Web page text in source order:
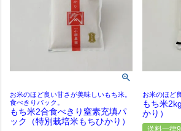
お米のほど良い甘さが美味しいもち米。
食べきりパック。
もち米2合食べきり窒素充填パ
ック（特別栽培米もちひかり）
お米のほど
もち米
かり）